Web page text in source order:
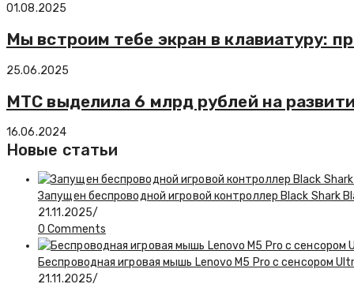
01.08.2025
Мы встроим тебе экран в клавиатуру:
25.06.2025
МТС выделила 6 млрд рублей на
16.06.2024
Новые статьи
Запущен беспроводной игровой контроллер Black Shark
21.11.2025/
0 Comments
Беспроводная игровая мышь Lenovo M5 Pro с сенсором
21.11.2025/